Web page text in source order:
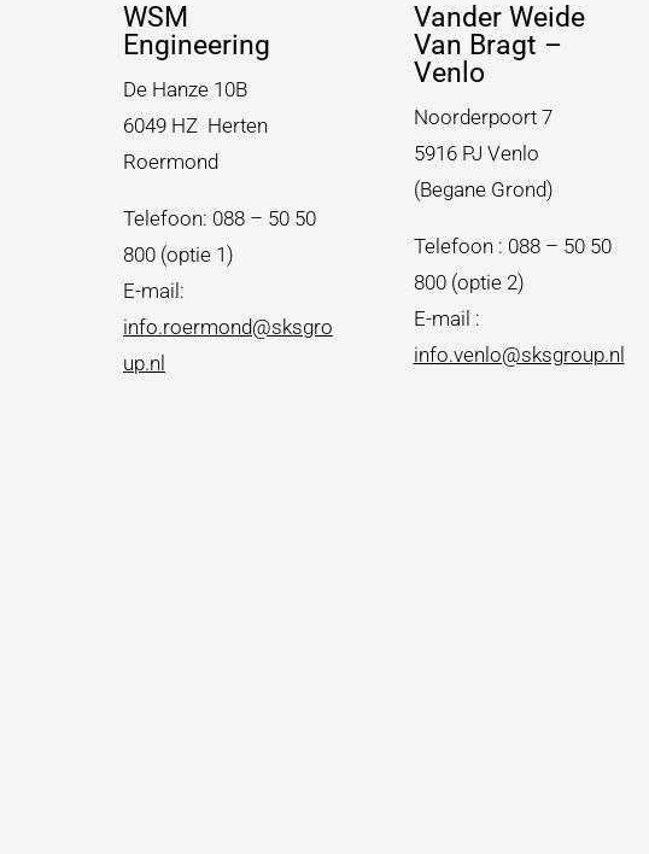
WSM
Engineering
De Hanze 10B
6049 HZ Herten
Roermond
Telefoon: 088 – 50 50
800 (optie 1)
E-mail:
info.roermond@sksgro
up.nl
Vander Weide
Van Bragt –
Venlo
Noorderpoort 7
5916 PJ Venlo
(Begane Grond)
Telefoon : 088 – 50 50
800 (optie 2)
E-mail :
info.venlo@sksgroup.nl